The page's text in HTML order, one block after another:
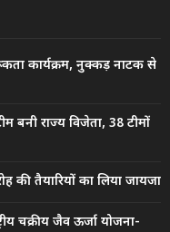
कार्यक्रम, नुक्कड़ नाटक से
बनी राज्य विजेता, 38 टीमों
की तैयारियों का लिया जायजा
चक्रीय जैव ऊर्जा योजना-